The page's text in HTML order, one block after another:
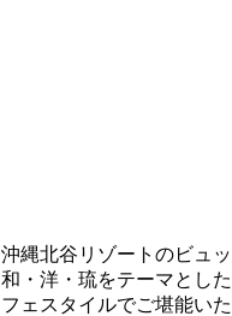
縄北谷リゾートのビュッ
・洋・琉をテーマとした
ェスタイルでご堪能いた